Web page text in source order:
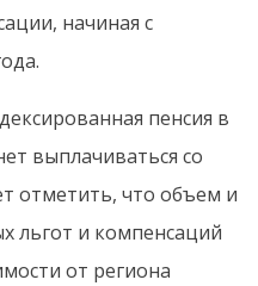
начиная с
пенсия в
выплачиваться со
отметить, что объем и
льгот и компенсаций
от региона